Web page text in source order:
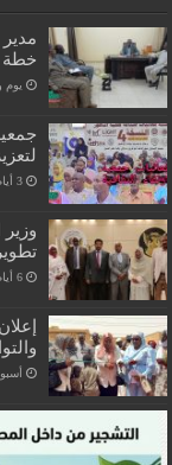
مدير
خطة
‏3 أيام مضت
‏6 أيام مضت